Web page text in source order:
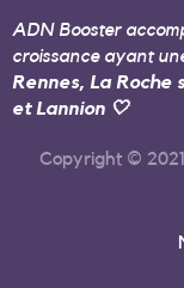
ADN Booster
croissance ayant
Rennes, La Roche
et Lannion 🤍
Copyright ©